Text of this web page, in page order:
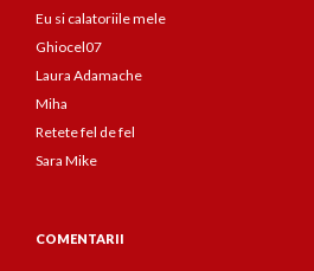
Eu si calatoriile mele
Ghiocel07
Laura Adamache
Miha
Retete fel de fel
Sara Mike
COMENTARII